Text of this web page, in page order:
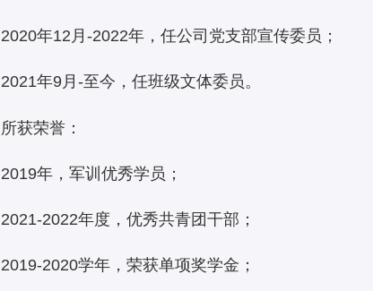
2020年12月-2022年，任公司党支部宣传委员；
2021年9月-至今，任班级文体委员。
所获荣誉：
2019年，军训优秀学员；
2021-2022年度，优秀共青团干部；
2019-2020学年，荣获单项奖学金；